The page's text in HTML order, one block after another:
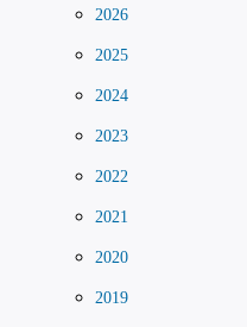
2026
2025
2024
2023
2022
2021
2020
2019